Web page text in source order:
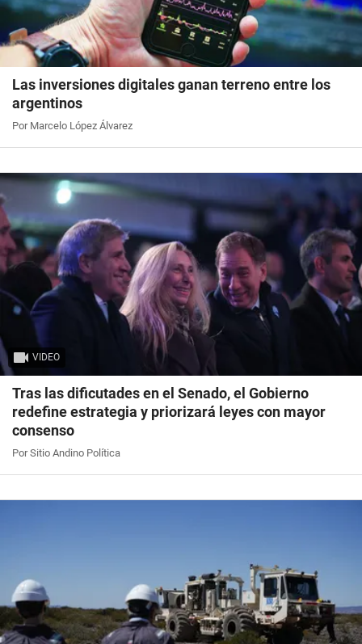
Las inversiones digitales ganan terreno entre los
argentinos
Por Marcelo López Álvarez
VIDEO
Tras las dificutades en el Senado, el Gobierno
redefine estrategia y priorizará leyes con mayor
consenso
Por Sitio Andino Política